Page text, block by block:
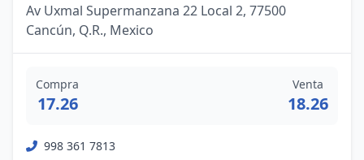
Av Uxmal Supermanzana 22 Local 2, 77500
Cancún, Q.R., Mexico
Compra
17.26
Venta
18.26
998 361 7813